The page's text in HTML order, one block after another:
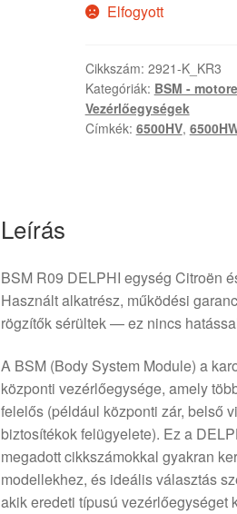
Elfogyott
Cikkszám: 2921-K_KR3
Kategóriák: BSM -
Vezérlőegységek
Címkék: 6500HV,
Leírás
BSM R09 DELPHI egység Citroën
Használt alkatrész, működési
rögzítők sérültek — ez nincs
A BSM (Body System Module) a
központi vezérlőegysége, amely
felelős (például központi zár, belső
biztosítékok felügyelete). Ez a
megadott cikkszámokkal gyakran
modellekhez, és ideális választás
akik eredeti típusú vezérlőegységet